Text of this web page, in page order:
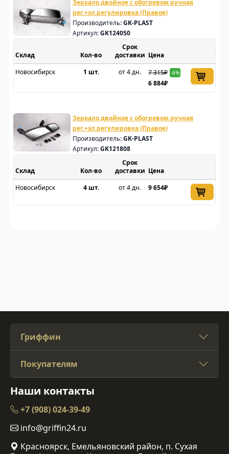
Зеркало двойное с обогревом ручная
рег.+эл.регулировка (Правое)
Производитель:GK-PLAST
Артикул:GK124050
Склад
Срок
доставки Цена
Новосибирск
1 шт. от 4 дн. 7 315₽ -6%
6 884₽
Зеркало двойное с обогревом ручная
рег.+эл.регулировка (Правое)
Производитель:GK-PLAST
Артикул:GK121808
Склад
Срок
доставки Цена
Новосибирск
4 шт. от 4 дн. 9 654₽
Гриффин
Покупателям
Наши контакты
+7 (908) 024-39-49
info@griffin24.ru
Красноярск, Емельяновский район, п. Сухая